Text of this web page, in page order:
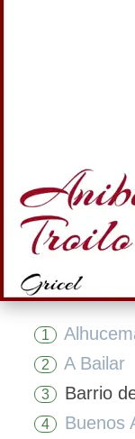
1
2 A Bailar
3 Barrio
4 Buenos